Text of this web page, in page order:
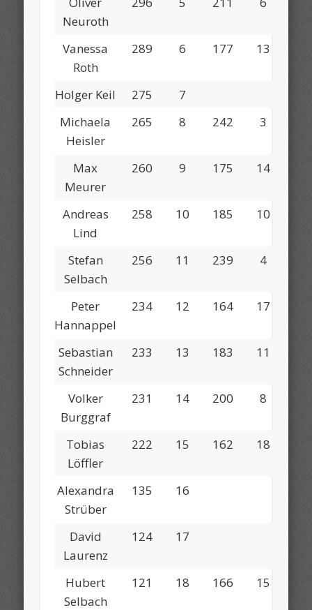
Neuroth
Vanessa
Roth
289 6 177 13
Holger Keil 275
7
Michaela
Heisler
265 8 242 3
Max
Meurer
260 9 175 14
Andreas
Lind
258 10 185 10
Stefan
Selbach
256 11 239 4
Peter
Hannappel
234 12 164 17
Sebastian
Schneider
233 13 183 11
Volker
Burggraf
231 14 200 8
Tobias
Löffler
222 15 162 18
Alexandra
Strüber
135 16
David
Laurenz
124 17
Hubert
Selbach
121 18 166 15